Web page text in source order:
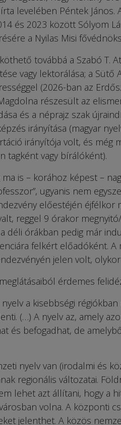
levelében Péntek János.
és 2023 között Sólyom
a Nyilas Misi
továbbá a Szabó T.
vagy lektorálása; a
(2026-ban az
részesült az
és a néprajz szak
irányítása (magyar
irányítója volt, és még
tagként vagy bírálóként).
ma is – korához képest –
ugyanis nem
előestéjén
reggel 9 órakor
déli órákban pedig már
felkért előadóként.
jelen volt,
érdemes
nyelv a kisebbségi
(…) A nyelv az, amely
és befogadhat, de
nyelv van (irodalmi és
regionális változatai.
lehet azt állítani, hogy a
volna. A központi
jelenthet. A közös